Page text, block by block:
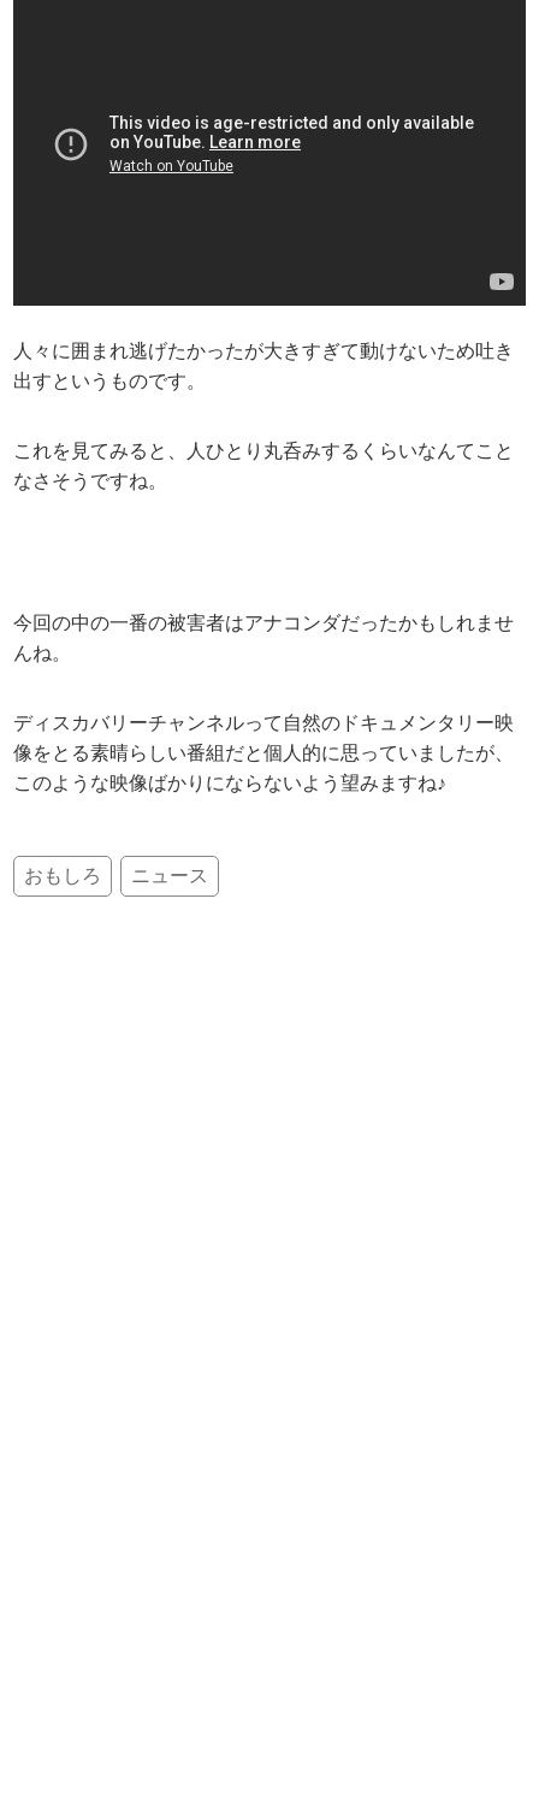
人々に囲まれ逃げたかったが大きすぎて動けないため吐き
出すというものです。
これを見てみると、人ひとり丸呑みするくらいなんてこと
なさそうですね。
今回の中の一番の被害者はアナコンダだったかもしれませ
んね。
ディスカバリーチャンネルって自然のドキュメンタリー映
像をとる素晴らしい番組だと個人的に思っていましたが、
このような映像ばかりにならないよう望みますね♪
おもしろ ニュース